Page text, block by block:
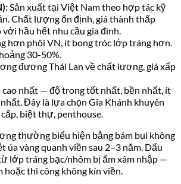
Sản xuất tại Việt Nam theo hợp tác kỹ
Chất lượng ổn định, giá thành thấp
hầu hết nhu cầu gia đình.
hơn phôi VN, ít bong tróc lớp tráng hơn.
30-50%.
đương Thái Lan về chất lượng, giá xấp
cao nhất — độ trong tốt nhất, bền nhất, ít
Đây là lựa chọn Gia Khánh khuyên
biệt thự, penthouse.
thường biểu hiện bằng bám bụi không
úa vàng quanh viền sau 2–3 năm. Dấu
lớp tráng bạc/nhôm bị ẩm xâm nhập —
thi công không kín viền.